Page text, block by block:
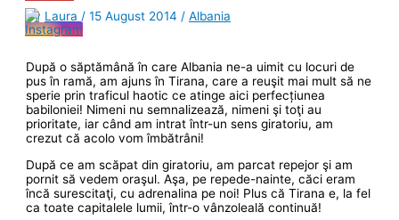
By Laura /15 August 2014 /Albania
După o săptămână în care Albania ne-a uimit cu locuri de
pus în ramă, am ajuns în Tirana, care a reuşit mai mult să ne
sperie prin traficul haotic ce atinge aici perfecțiunea
babiloniei! Nimeni nu semnalizează, nimeni şi toţi au
prioritate, iar când am intrat într-un sens giratoriu, am
crezut că acolo vom îmbătrâni!
După ce am scăpat din giratoriu, am parcat repejor şi am
pornit să vedem oraşul. Aşa, pe repede-nainte, căci eram
încă surescitaţi, cu adrenalina pe noi! Plus că Tirana e, la fel
ca toate capitalele lumii, într-o vânzoleală continuă!